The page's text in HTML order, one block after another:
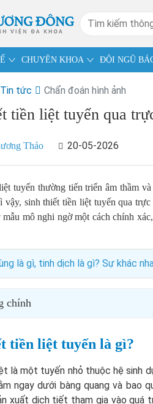
CHUYÊN KHOA ĐỘI NGŨ
Tin tức Chẩn đoán hình ảnh
tiền liệt tuyến qua
Thảo 20-05-2026
tuyến thường tiến triển âm thầm
vậy, sinh thiết tiền liệt tuyến qua
mẫu mô nghi ngờ một cách chính
là gì, tinh dịch là gì? Sự khác
chính
tiền liệt tuyến là gì?
là một tuyến nhỏ thuộc hệ sinh
ngay dưới bàng quang và bao
xuất dịch tiết tham gia vào quá